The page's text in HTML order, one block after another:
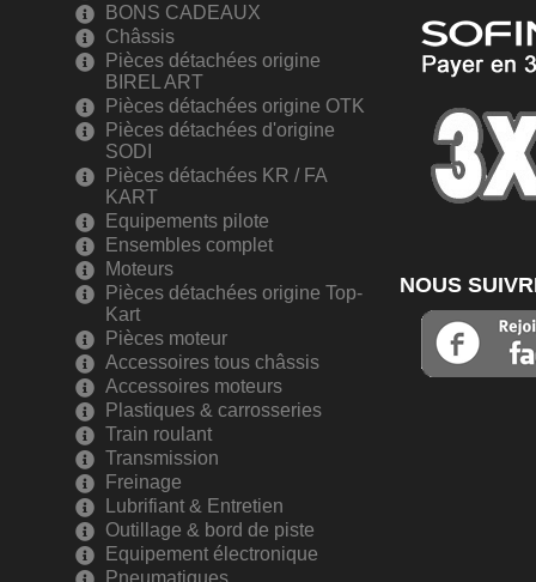
BONS CADEAUX
Châssis
Pièces détachées origine
BIREL ART
Pièces détachées origine OTK
Pièces détachées d'origine
SODI
Pièces détachées KR / FA
KART
Equipements pilote
Ensembles complet
Moteurs
Pièces détachées origine Top-
Kart
Pièces moteur
Accessoires tous châssis
Accessoires moteurs
Plastiques & carrosseries
Train roulant
Transmission
Freinage
Lubrifiant & Entretien
Outillage & bord de piste
Equipement électronique
Pneumatiques
NOUS